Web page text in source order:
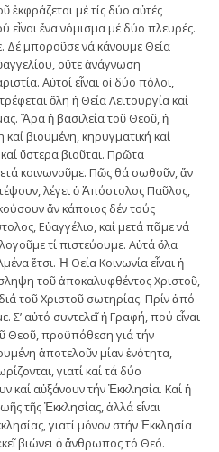
ἐκφράζεται μέ τίς δύο αὐτές
εἶναι ἕνα νόμισμα μέ δύο πλευρές.
Δέ μποροῦσε νά κάνουμε Θεία
οὔτε ἀνάγνωση
Αὐτοί εἶναι οἱ δύο πόλοι,
ὅλη ἡ Θεία Λειτουργία καί
Ἄρα ἡ βασιλεία τοῦ Θεοῦ, ἡ
βιουμένη, κηρυγματική καί
ὕστερα βιοῦται. Πρῶτα
κοινωνοῦμε. Πῶς θά σωθοῦν, ἄν
λέγει ὁ Ἀπόστολος Παῦλος,
ἄν κάποιος δέν τούς
Εὐαγγέλιο, καί μετά πᾶμε νά
τί πιστεύουμε. Αὐτά ὅλα
ἔτσι. Ἡ Θεία Κοινωνία εἶναι ἡ
τοῦ ἀποκαλυφθέντος Χριστοῦ,
τοῦ Χριστοῦ σωτηρίας. Πρίν ἀπό
αὐτό συντελεῖ ἡ Γραφή, πού εἶναι
Θεοῦ, προϋπόθεση γιά τήν
ἀποτελοῦν μίαν ἑνότητα,
γιατί καί τά δύο
καί αὐξάνουν τήν Ἐκκλησία. Καί ἡ
τῆς Ἐκκλησίας, ἀλλά εἶναι
γιατί μόνον στήν Ἐκκλησία
βιώνει ὁ ἄνθρωπος τό Θεό.